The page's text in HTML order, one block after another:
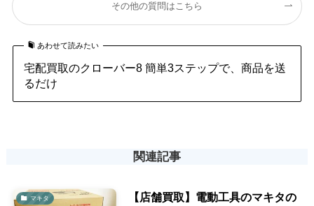
その他の質問はこちら
あわせて読みたい
宅配買取のクローバー8 簡単3ステップで、商品を送
るだけ
関連記事
マキタ
【店舗買取】電動工具のマキタの